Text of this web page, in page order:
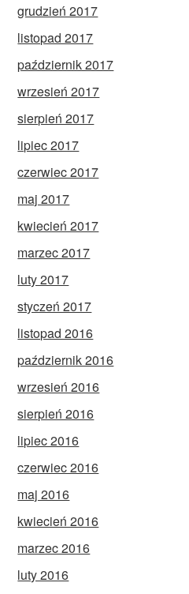
grudzień 2017
listopad 2017
październik 2017
wrzesień 2017
sierpień 2017
lipiec 2017
czerwiec 2017
maj 2017
kwiecień 2017
marzec 2017
luty 2017
styczeń 2017
listopad 2016
październik 2016
wrzesień 2016
sierpień 2016
lipiec 2016
czerwiec 2016
maj 2016
kwiecień 2016
marzec 2016
luty 2016